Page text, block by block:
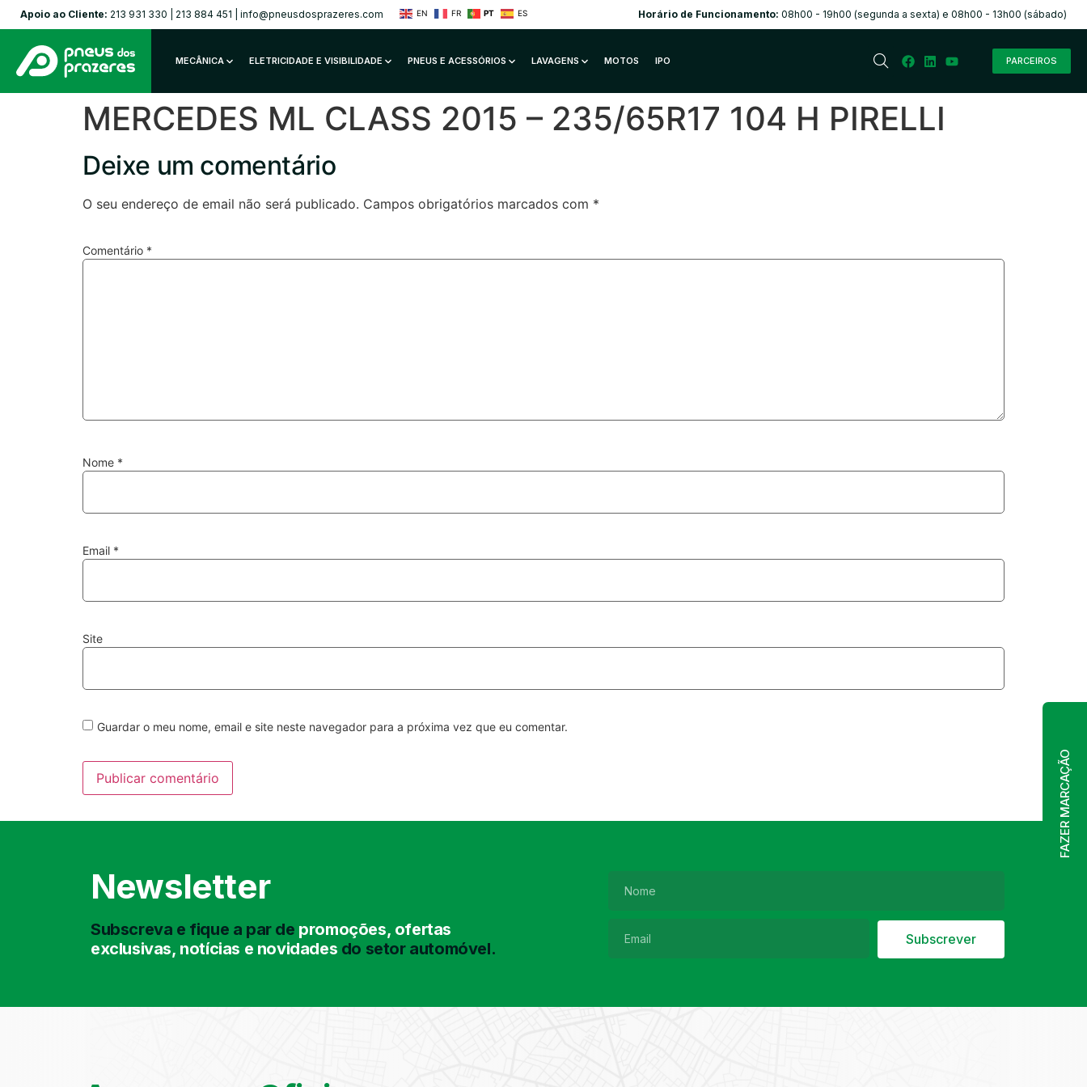
Apoio ao Cliente: 213 931 330 213 884 451 info@pneusdosprazeres.com EN FR PT ES Horário de Funcionamento: 08h00 - 19h00 (segunda a sexta) e 08h00 - 13h00 (sábado)
FAZER MARCAÇÃO
MECÂNICA ELETRICIDADE E VISIBILIDADE PNEUS E ACESSÓRIOS LAVAGENS MOTOS IPO PARCEIROS
MERCEDES ML CLASS 2015 – 235/65R17 104 H PIRELLI
Deixe um comentário
O seu endereço de email não será publicado. Campos obrigatórios marcados com *
Comentário *
Nome *
Email *
Site
Guardar o meu nome, email e site neste navegador para a próxima vez que eu comentar.
Newsletter
Subscreva e fique a par de promoções, ofertas
exclusivas, notícias e novidades do setor automóvel. Subscrever
Pesquisa de